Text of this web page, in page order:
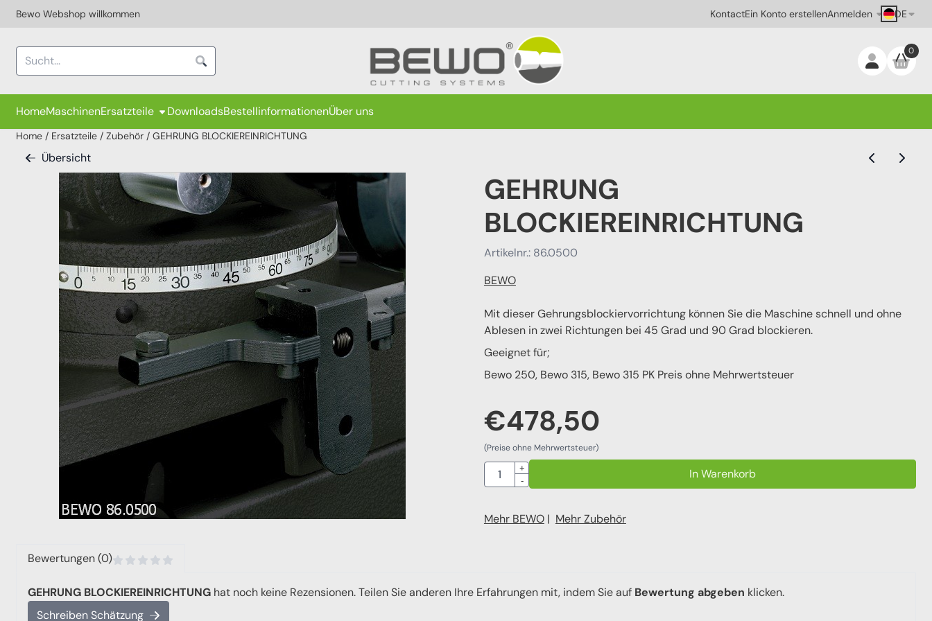
Cookie-Einstellungen sind derzeit geschlossen.
Bewo Webshop willkommen KontactEin Konto erstellenAnmelden DE
Suche 0
HomeMaschinenErsatzteile DownloadsBestellinformationenÜber uns
Home / Ersatzteile / Zubehör / GEHRUNG BLOCKIEREINRICHTUNG
Übersicht
GEHRUNG
BLOCKIEREINRICHTUNG
Artikelnr.: 86.0500
BEWO
Mit dieser Gehrungsblockiervorrichtung können Sie die Maschine schnell und ohne
Ablesen in zwei Richtungen bei 45 Grad und 90 Grad blockieren.
Geeignet für;
Bewo 250, Bewo 315, Bewo 315 PK Preis ohne Mehrwertsteuer
€478,50
(Preise ohne Mehrwertsteuer)
Anzahl
+
-
In Warenkorb
Mehr BEWO| Mehr Zubehör
Bewertungen (0)
GEHRUNG BLOCKIEREINRICHTUNG hat noch keine Rezensionen. Teilen Sie anderen Ihre Erfahrungen mit, indem Sie auf Bewertung abgeben klicken.
Schreiben Schätzung